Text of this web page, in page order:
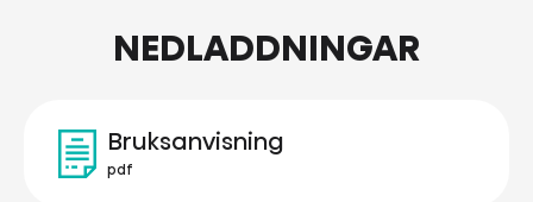
NEDLADDNINGAR
Bruksanvisning
pdf